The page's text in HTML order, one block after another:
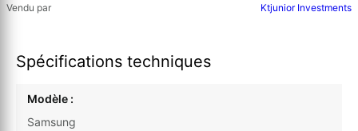
Vendu par
Ktjunior Investments
Spécifications techniques
Modèle :
Samsung